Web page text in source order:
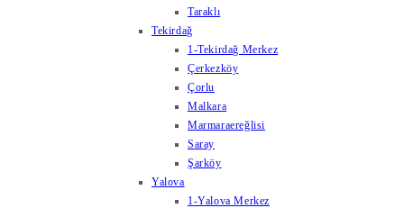
Taraklı
Tekirdağ
1-Tekirdağ Merkez
Çerkezköy
Çorlu
Malkara
Marmaraereğlisi
Saray
Şarköy
Yalova
1-Yalova Merkez